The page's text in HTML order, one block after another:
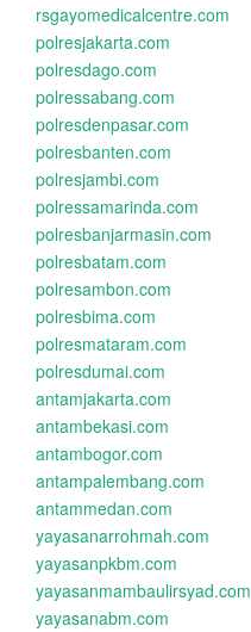
rsgayomedicalcentre.com
polresjakarta.com
polresdago.com
polressabang.com
polresdenpasar.com
polresbanten.com
polresjambi.com
polressamarinda.com
polresbanjarmasin.com
polresbatam.com
polresambon.com
polresbima.com
polresmataram.com
polresdumai.com
antamjakarta.com
antambekasi.com
antambogor.com
antampalembang.com
antammedan.com
yayasanarrohmah.com
yayasanpkbm.com
yayasanmambaulirsyad.com
yayasanabm.com